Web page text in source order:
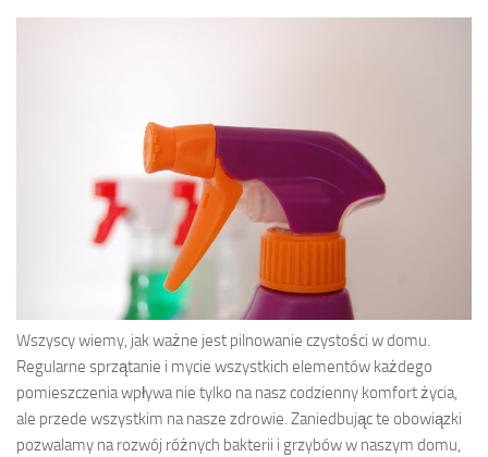
Wszyscy wiemy, jak ważne jest pilnowanie czystości w domu.
Regularne sprzątanie i mycie wszystkich elementów każdego
pomieszczenia wpływa nie tylko na nasz codzienny komfort życia,
ale przede wszystkim na nasze zdrowie. Zaniedbując te obowiązki
pozwalamy na rozwój różnych bakterii i grzybów w naszym domu,